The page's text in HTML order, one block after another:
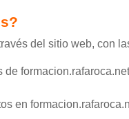
del sitio web, con
en